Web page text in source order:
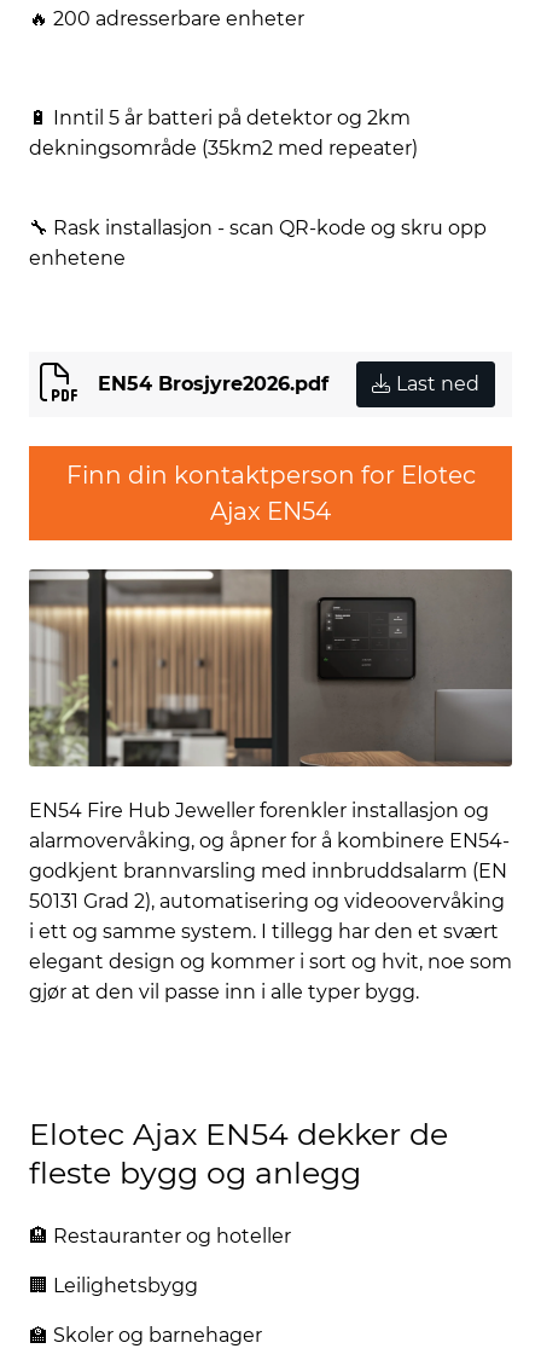
🔥 200 adresserbare enheter
🔋 Inntil 5 år batteri på detektor og 2km
dekningsområde (35km2 med repeater)
🔧 Rask installasjon - scan QR-kode og skru opp
enhetene
EN54 Brosjyre2026.pdf Last ned
Finn din kontaktperson for Elotec
Ajax EN54
EN54 Fire Hub Jeweller forenkler installasjon og
alarmovervåking, og åpner for å kombinere EN54-
godkjent brannvarsling med innbruddsalarm (EN
50131 Grad 2), automatisering og videoovervåking
i ett og samme system. I tillegg har den et svært
elegant design og kommer i sort og hvit, noe som
gjør at den vil passe inn i alle typer bygg.
Elotec Ajax EN54 dekker de
fleste bygg og anlegg
🏨 Restauranter og hoteller
🏢 Leilighetsbygg
🏫 Skoler og barnehager